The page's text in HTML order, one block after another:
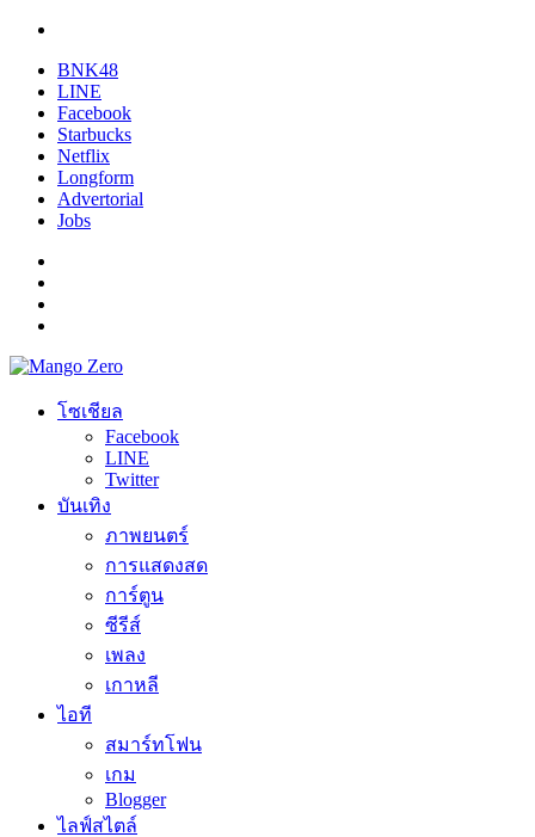
BNK48
LINE
Facebook
Starbucks
Netflix
Longform
Advertorial
Jobs
โซเชียล
Facebook
LINE
Twitter
บันเทิง
ภาพยนตร์
การแสดงสด
การ์ตูน
ซีรีส์
เพลง
เกาหลี
ไอที
สมาร์ทโฟน
เกม
Blogger
ไลฟ์สไตล์